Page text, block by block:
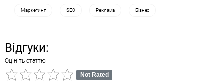
Маркетинг SEO Реклама Бізнес
Відгуки:
Оцініть статтю
Not Rated